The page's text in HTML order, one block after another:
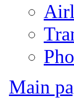
Main